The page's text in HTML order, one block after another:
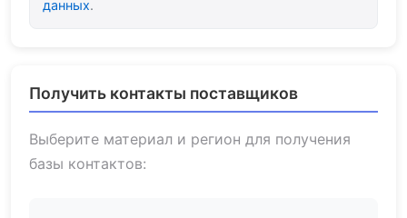
данных.
Получить контакты поставщиков
Выберите материал и регион для получения
базы контактов: